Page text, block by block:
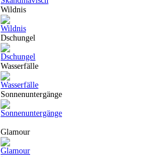
Wildnis
Dschungel
Wasserfälle
Sonnenuntergänge
Glamour